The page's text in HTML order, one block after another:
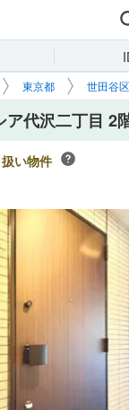
東京都 世田谷区
ア代沢二丁目 2
い物件